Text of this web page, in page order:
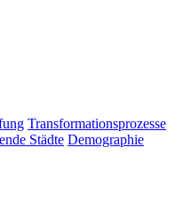
Transformationsprozesse
Städte Demographie